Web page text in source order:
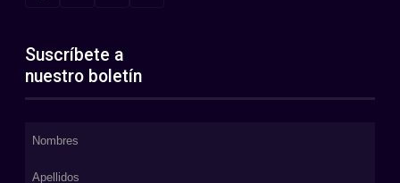
Suscríbete a
nuestro boletín